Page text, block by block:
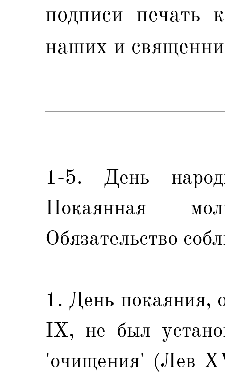
подписи печать
наших и
1-5. День
Покаянная
Обязательство
1. День покаяния,
IX, не был
'очищения' (Лев